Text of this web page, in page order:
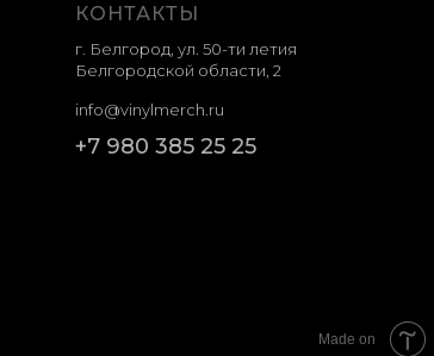
КОНТАКТЫ
г. Белгород, ул. 50-ти летия
Белгородской области, 2
+7 980 385 25 25
info@vinylmerch.ru
Made on